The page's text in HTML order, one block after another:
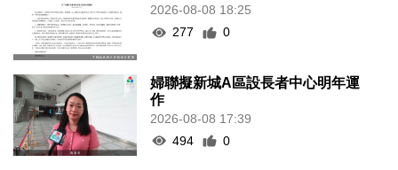
2026-08-08 18:25
277
0
婦聯擬新城A區設長者中心明年運
作
2026-08-08 17:39
494
0